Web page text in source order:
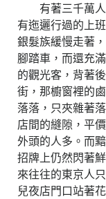
有著三千萬人
有迤邐行過的上
銀髮族緩慢走著
腳踏車，而還充
的觀光客，背著
街，那櫥窗裡的
落落，只夾雜著
店間的縫隙，平
外頭的人多。而
招牌上仍然閃著
來往往的東京人
兒夜店門口站著